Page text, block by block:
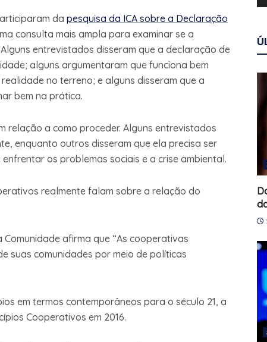
da pesquisa da ICA sobre a Declaração
consulta mais ampla para examinar se a
entrevistados disseram que a declaração de
alguns argumentaram que funciona bem
no terreno; e alguns disseram que a
bem na prática.
relação a como proceder. Alguns entrevistados
enquanto outros disseram que ela precisa ser
os problemas sociais e a crise ambiental.
realmente falam sobre a relação do
afirma que “As cooperativas
suas comunidades por meio de políticas
em termos contemporâneos para o século 21, a
Cooperativos em 2016.